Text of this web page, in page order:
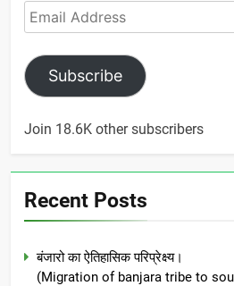
Email
Address
Subscribe
Join 18.6K other subscribers
Recent Posts
बंजारो का ऐतिहासिक परिप्रेक्ष्य।
(Migration of banjara tribe to